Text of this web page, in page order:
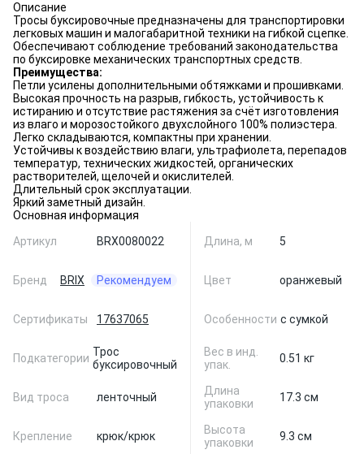
Описание
Тросы буксировочные предназначены для транспортировки
легковых машин и малогабаритной техники на гибкой сцепке.
Обеспечивают соблюдение требований законодательства
по буксировке механических транспортных средств.
Преимущества:
Петли усилены дополнительными обтяжками и прошивками.
Высокая прочность на разрыв, гибкость, устойчивость к
истиранию и отсутствие растяжения за счёт изготовления
из влаго и морозостойкого двухслойного 100% полиэстера.
Легко складываются, компактны при хранении.
Устойчивы к воздействию влаги, ультрафиолета, перепадов
температур, технических жидкостей, органических
растворителей, щелочей и окислителей.
Длительный срок эксплуатации.
Яркий заметный дизайн.
Основная информация
Артикул
BRX0080022
Бренд BRIX Рекомендуем
Сертификаты 17637065
Подкатегории Трос
буксировочный
Вид троса ленточный
Крепление крюк/крюк
Длина, м 5
Цвет оранжевый
Особенности с сумкой
Вес в инд.
упак.
0.51 кг
Длина
упаковки
17.3 см
Высота
упаковки
9.3 см